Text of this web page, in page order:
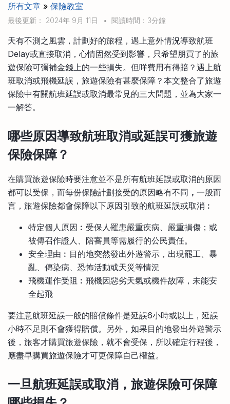
月供股票計劃
比較最抵月供計劃戶口
比較定存利率
信用卡
比較各種最優惠信用卡
其他網站
手機App與理財資訊
商業解決方案
企業服務
所有文章 » 保險教室
最後更新： 2024年 9月 11日 • 閱讀時間：3分鐘
天有不測之風雲，計劃好的旅程，遇上意外情況導致航班
Delay或直接取消，心情固然受到影響，只希望朋買了的旅
遊保險可彌補金錢上的一些損失。但咩費用有得賠？遇上航
班取消或飛機延誤，旅遊保險有甚麼保障？本文整合了旅遊
保險中有關航班延誤或取消最常見的三大問題，並為大家一
一解答。
哪些原因導致航班取消或延誤可獲旅遊
保險保障？
在購買旅遊保險時要注意並不是所有航班延誤或取消的原因
都可以受保，而每份保險計劃接受的原因略有不同 ， 一般而
言，旅遊保險都會保障以下原因引致的航班延誤或取消︰
特定個人原因︰受保人罹患嚴重疾病、嚴重損傷；或
被傳召作證人、陪審員等需履行的公民責任。
安全理由︰目的地突然發出外遊警示，出現罷工、暴
亂、傳染病、恐怖活動或天災等情況
飛機運作受阻︰飛機因惡劣天氣或機件故障，未能安
全起飛
要注意航班延誤一般的賠償條件是延誤6小時或以上，延誤
小時不足則不會獲得賠償。另外，如果目的地發出外遊警示
後，旅客才購買旅遊保險，就不會受保，所以確定行程後，
應盡早購買旅遊保險才可更保障自己權益。
一旦航班延誤或取消， 旅遊保險可保障